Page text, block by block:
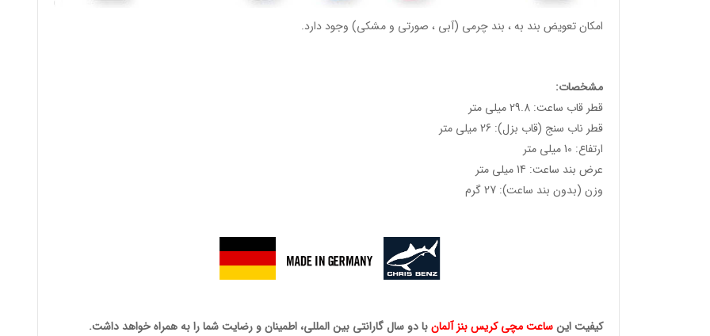
امکان تعویض بند به ، بند چرمی (آبی ، صورتی و مشکی) وجود دارد.
مشخصات:
قطر قاب ساعت: 29.8 میلی متر
قطر ناب سنج (قاب بزل): 26 میلی متر
ارتفاع: 10 میلی متر
عرض بند ساعت: 14 میلی متر
وزن (بدون بند ساعت): 27 گرم
کیفیت این ساعت مچی کریس بنز آلمانبا دو سال گارانتی بین المللی، اطمینان و رضایت شما را به همراه خواهد داشت.